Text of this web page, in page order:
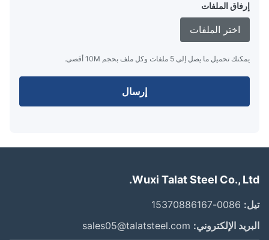
إرفاق الملفات
اختر الملفات
يمكنك تحميل ما يصل إلى 5 ملفات وكل ملف بحجم 10M أقصى.
إرسال
Wuxi Talat Steel Co.,
الإلكتروني: sales05@talatsteel.com